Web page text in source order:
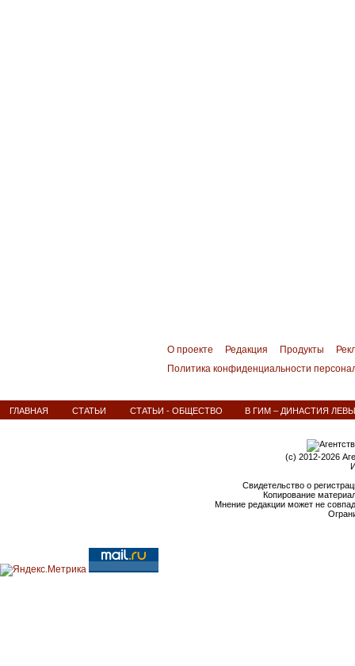
О проекте Редакция Продукты
Политика конфиденциальности
ГЛАВНАЯ СТАТЬИ СТАТЬИ - ОБЩЕСТВО В ГИМ – ДИНАСТИЯ
(c) 2012-2026
Свидетельство о
Копирование
Мнение редакции может не